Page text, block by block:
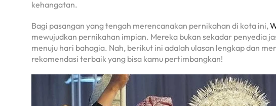
kehangatan.
Bagi pasangan yang tengah merencanakan pernikahan di kota ini,
mewujudkan pernikahan impian. Mereka bukan sekadar penyedia
menuju hari bahagia. Nah, berikut ini adalah ulasan lengkap dan
rekomendasi terbaik yang bisa kamu pertimbangkan!